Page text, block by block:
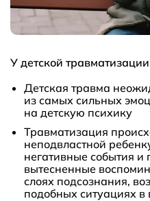
У детской
Детская травма
из самых сильных
на детскую психику
Травматизация
неподвластной
негативные события
вытесненные
слоях подсознания,
подобных ситуациях в